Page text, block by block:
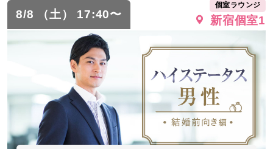
8/8 （土） 17:40〜
個室ラウンジ
新宿個室1